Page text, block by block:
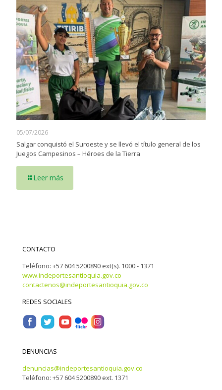
05/07/2026
Salgar conquistó el Suroeste y se llevó el título general de los
Juegos Campesinos – Héroes de la Tierra
Leer más
CONTACTO
Teléfono: +57 604 5200890 ext(s). 1000 - 1371
www.indeportesantioquia.gov.co
contactenos@indeportesantioquia.gov.co
REDES SOCIALES
DENUNCIAS
denuncias@indeportesantioquia.gov.co
Teléfono: +57 604 5200890 ext. 1371